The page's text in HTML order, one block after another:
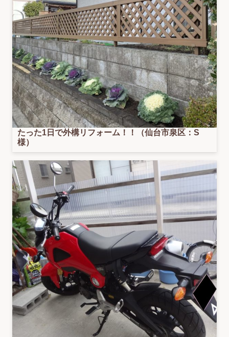
たった1日で外構リフォーム！！（仙台市泉区：S
様）